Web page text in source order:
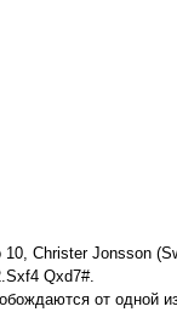
10, Christer Jonsson
Qxd7#.
от одной